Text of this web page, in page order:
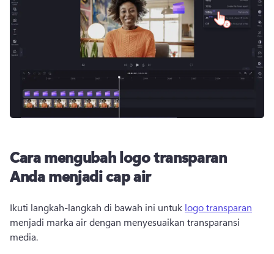
Cara mengubah logo transparan
Anda menjadi cap air
Ikuti langkah-langkah di bawah ini untuk logo transparan
menjadi marka air dengan menyesuaikan transparansi
media.